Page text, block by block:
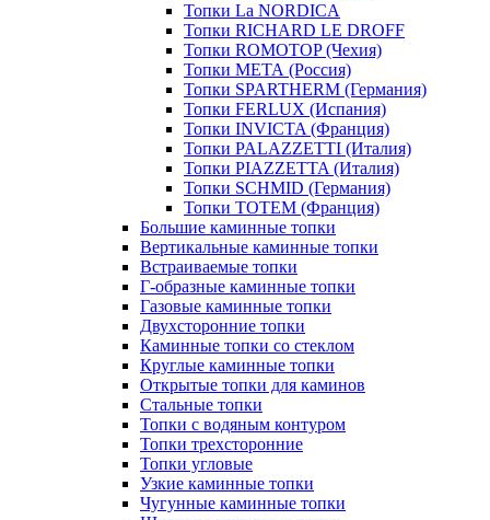
Топки La NORDICA
Топки RICHARD LE DROFF
Топки ROMOTOP (Чехия)
Топки МЕТА (Россия)
Топки SPARTHERM (Германия)
Топки FERLUX (Испания)
Топки INVICTA (Франция)
Топки PALAZZETTI (Италия)
Топки PIAZZETTA (Италия)
Топки SCHMID (Германия)
Топки TOTEM (Франция)
Большие каминные топки
Вертикальные каминные топки
Встраиваемые топки
Г-образные каминные топки
Газовые каминные топки
Двухсторонние топки
Каминные топки со стеклом
Круглые каминные топки
Открытые топки для каминов
Стальные топки
Топки с водяным контуром
Топки трехсторонние
Топки угловые
Узкие каминные топки
Чугунные каминные топки